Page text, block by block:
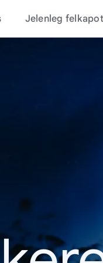
Jelenleg